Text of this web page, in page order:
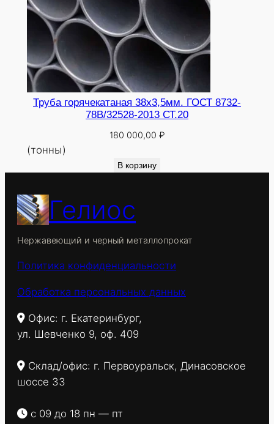
Труба горячекатаная 38х3,5мм. ГОСТ 8732-
78В/32528-2013 СТ.20
180 000,00 ₽
(тонны)
В корзину
Гелиос
Нержавеющий и черный металлопрокат
Политика конфиденциальности
Обработка персональных данных
Офис: г. Екатеринбург,
ул. Шевченко 9, оф. 409
Склад/офис: г. Первоуральск, Динасовское
шоссе 33
с 09 до 18 пн — пт